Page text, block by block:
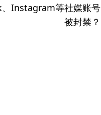
Instagram等社媒账号
被封禁？